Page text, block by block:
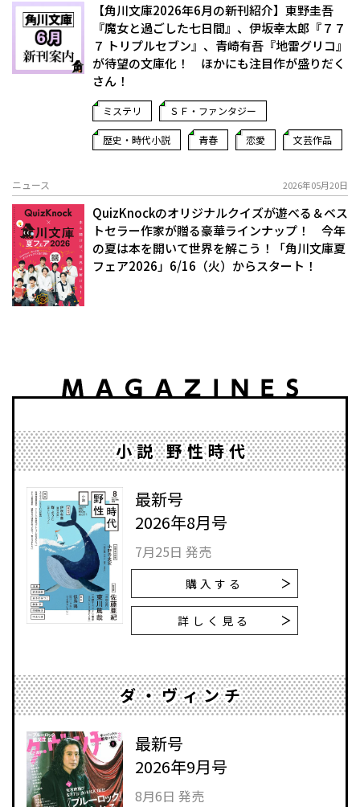
【角川文庫2026年6月の新刊紹介】東野圭吾
『魔女と過ごした七日間』、伊坂幸太郎『７７
７ トリプルセブン』、青崎有吾『地雷グリコ』
が待望の文庫化！ ほかにも注目作が盛りだく
さん！
ミステリ ＳＦ・ファンタジー
歴史・時代小説 青春 恋愛 文芸作品
ニュース 2026年05月20日
QuizKnockのオリジナルクイズが遊べる＆ベス
トセラー作家が贈る豪華ラインナップ！ 今年
の夏は本を開いて世界を解こう！「角川文庫夏
フェア2026」6/16（火）からスタート！
小説 野性時代
最新号
2026年8月号
7月25日 発売
購入する
詳しく見る
ダ・ヴィンチ
最新号
2026年9月号
8月6日 発売